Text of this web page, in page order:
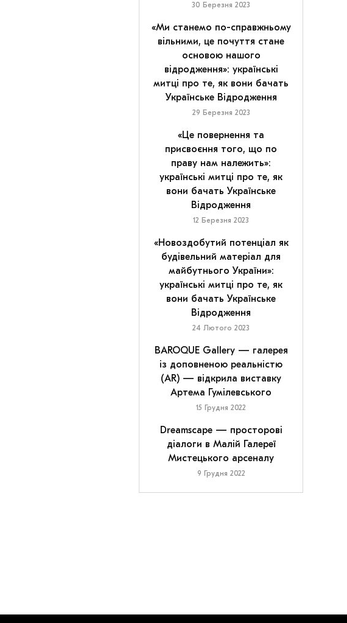
30 Березня 2023
«Ми станемо по-справжньому
вільними, це почуття стане
основою нашого
відродження»: українські
митці про те, як вони бачать
Українське Відродження
29 Березня 2023
«Це повернення та
присвоєння того, що по
праву нам належить»:
українські митці про те, як
вони бачать Українське
Відродження
12 Березня 2023
«Новоздобутий потенціал як
будівельний матеріал для
майбутнього України»:
українські митці про те, як
вони бачать Українське
Відродження
24 Лютого 2023
BAROQUE Gallery — галерея
із доповненою реальністю
(AR) — відкрила виставку
Артема Гумілевського
15 Грудня 2022
Dreamscape — просторові
діалоги в Малій Галереї
Мистецького арсеналу
9 Грудня 2022